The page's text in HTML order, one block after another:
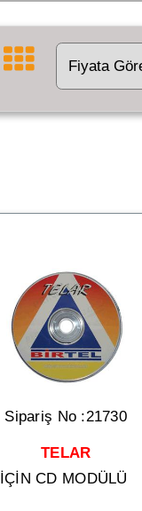
Sipariş No :21730
TELAR
İÇİN CD MODÜLÜ